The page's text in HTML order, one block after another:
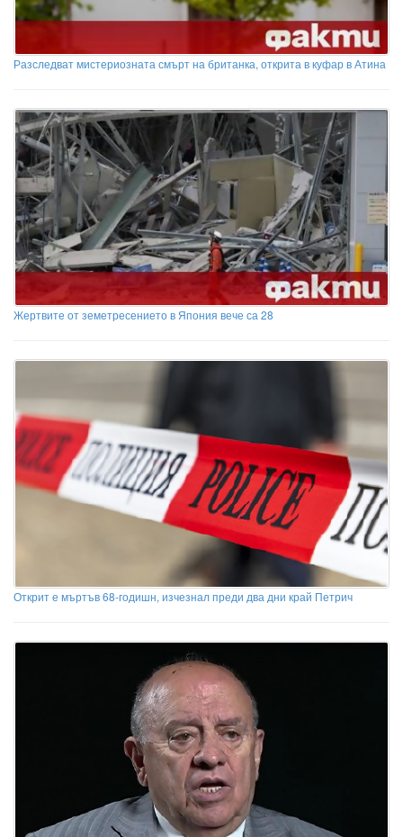
Разследват мистериозната смърт на британка, открита в куфар в Атина
Жертвите от земетресението в Япония вече са 28
Открит е мъртъв 68-годишн, изчезнал преди два дни край Петрич